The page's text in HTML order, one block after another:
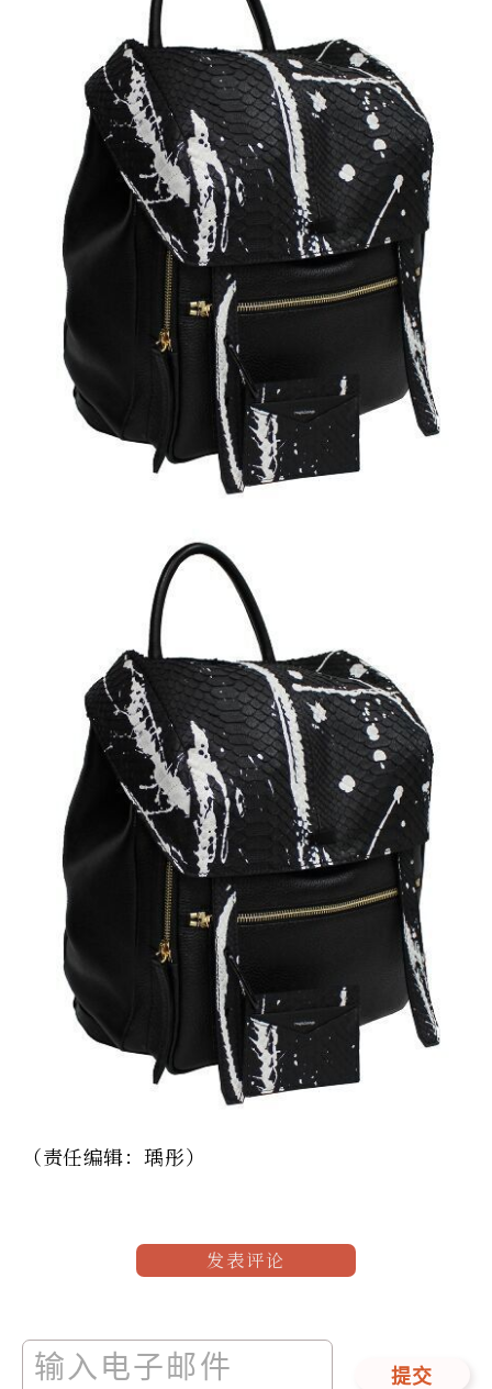
（责任编辑：瑀彤）
发表评论
提交